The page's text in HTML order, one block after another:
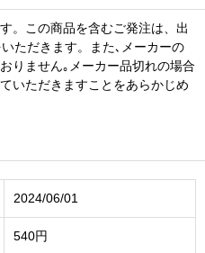
。この商品を含むご発注は、出
ただきます。また､メーカーの
りません｡メーカー品切れの場合
いただきますことをあらかじめ
2024/06/01
540円